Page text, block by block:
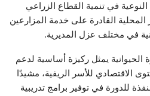
النوعية في تنمية القطاع الزراعي
المحلية القادرة على خدمة المزارعين
في مختلف عزل المديرية.
الحيوانية يمثل ركيزة أساسية لدعم
الاقتصادي للأسر الريفية، مشيدًا
للدورة في توفير برامج تدريبية